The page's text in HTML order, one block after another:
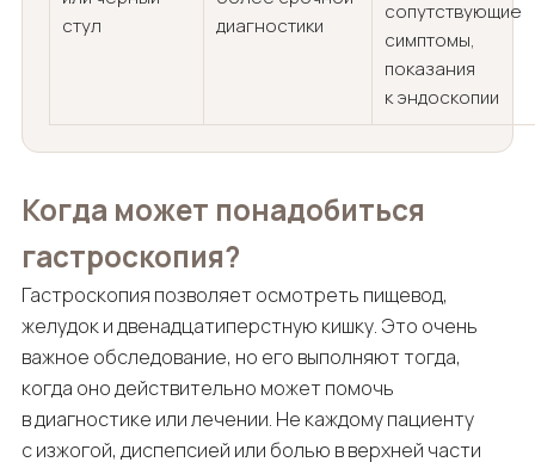
стул
диагностики
сопутствующие
симптомы,
показания
к эндоскопии
Когда может понадобиться
гастроскопия?
Гастроскопия позволяет осмотреть пищевод,
желудок и двенадцатиперстную кишку. Это очень
важное обследование, но его выполняют тогда,
когда оно действительно может помочь
в диагностике или лечении. Не каждому пациенту
с изжогой, диспепсией или болью в верхней части